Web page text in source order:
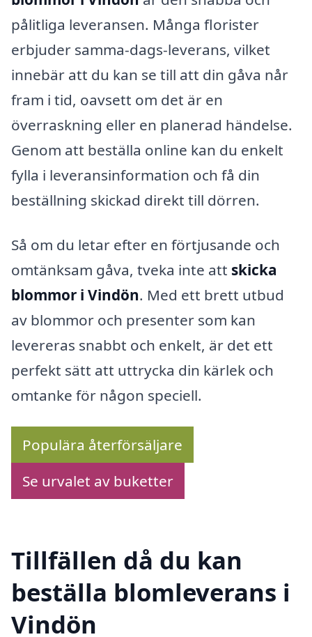
pålitliga leveransen. Många florister
erbjuder samma-dags-leverans, vilket
innebär att du kan se till att din gåva når
fram i tid, oavsett om det är en
överraskning eller en planerad händelse.
Genom att beställa online kan du enkelt
fylla i leveransinformation och få din
beställning skickad direkt till dörren.
Så om du letar efter en förtjusande och
omtänksam gåva, tveka inte att skicka
blommor i Vindön. Med ett brett utbud
av blommor och presenter som kan
levereras snabbt och enkelt, är det ett
perfekt sätt att uttrycka din kärlek och
omtanke för någon speciell.
Populära återförsäljare
Se urvalet av buketter
Tillfällen då du kan
beställa blomleverans i
Vindön